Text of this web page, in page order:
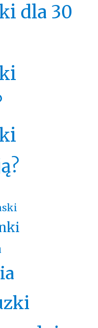
dla 30